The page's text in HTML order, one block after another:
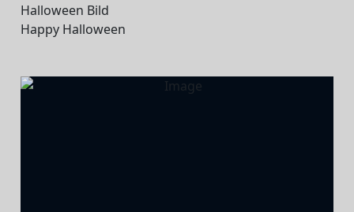
Halloween Bild
Happy Halloween